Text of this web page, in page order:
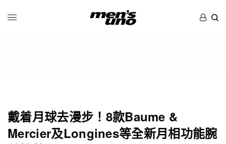
戴着月球去漫步！8款Baume &
Mercier及Longines等全新月相功能腕